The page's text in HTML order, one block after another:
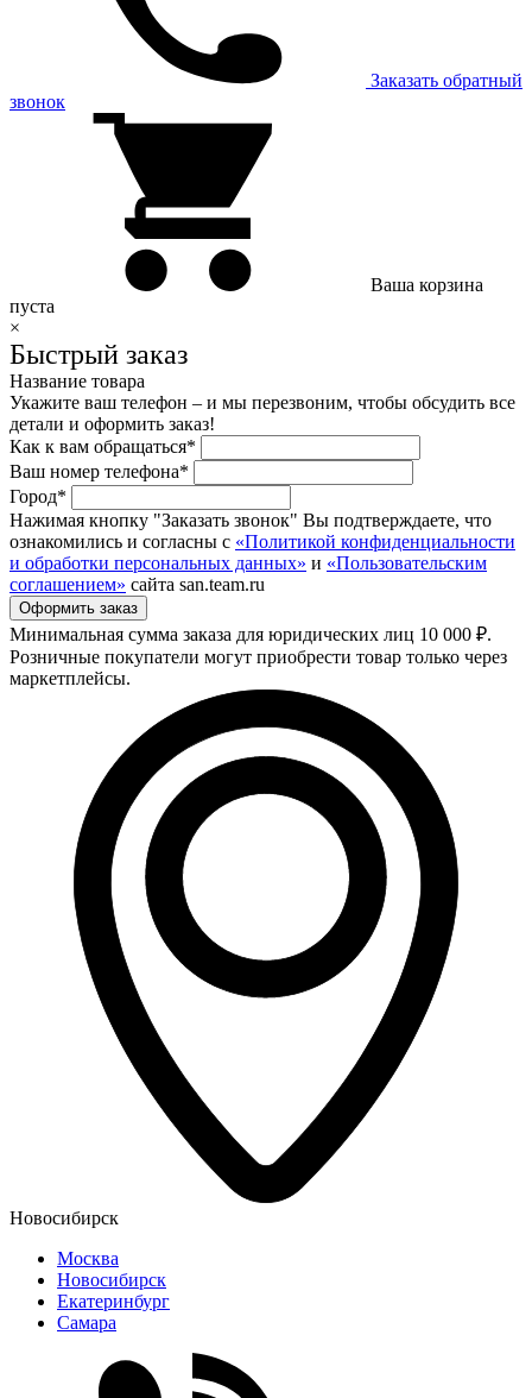
Заказать обратный
звонок
Ваша корзина
пуста
×
Быстрый заказ
Название товара
Укажите ваш телефон – и мы перезвоним, чтобы обсудить все
детали и оформить заказ!
Как к вам обращаться*
Ваш номер телефона*
Город*
Нажимая кнопку "Заказать звонок" Вы подтверждаете, что
ознакомились и согласны с «Политикой конфиденциальности
и обработки персональных данных» и «Пользовательским
соглашением» сайта san.team.ru
Минимальная сумма заказа для юридических лиц 10 000 ₽.
Розничные покупатели могут приобрести товар только через
маркетплейсы.
Новосибирск
Москва
Новосибирск
Екатеринбург
Самара